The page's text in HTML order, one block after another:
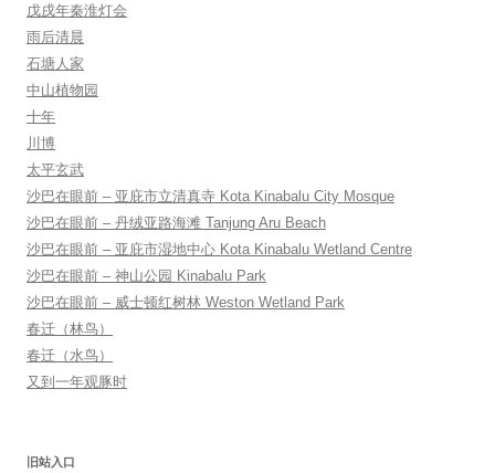
戊戌年秦淮灯会
雨后清晨
石塘人家
中山植物园
十年
川博
太平玄武
沙巴在眼前 – 亚庇市立清真寺 Kota Kinabalu City Mosque
沙巴在眼前 – 丹绒亚路海滩 Tanjung Aru Beach
沙巴在眼前 – 亚庇市湿地中心 Kota Kinabalu Wetland Centre
沙巴在眼前 – 神山公园 Kinabalu Park
沙巴在眼前 – 威士顿红树林 Weston Wetland Park
春迁（林鸟）
春迁（水鸟）
又到一年观豚时
旧站入口